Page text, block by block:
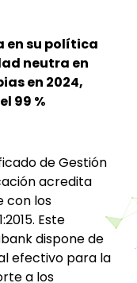
en su política
neutra en
en 2024,
99 %
de Gestión
acredita
con los
Este
dispone de
efectivo para la
a los